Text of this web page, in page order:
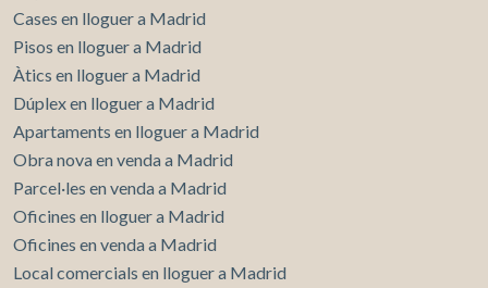
Cases en lloguer a Madrid
Pisos en lloguer a Madrid
Àtics en lloguer a Madrid
Dúplex en lloguer a Madrid
Apartaments en lloguer a Madrid
Obra nova en venda a Madrid
Parcel·les en venda a Madrid
Oficines en lloguer a Madrid
Oficines en venda a Madrid
Local comercials en lloguer a Madrid